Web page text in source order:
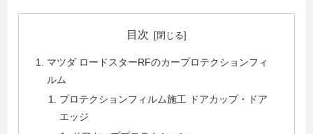
目次
マツダ ロードスターRFのカープロテクションフィ
ルム
プロテクションフィルム施工 ドアカップ・ドア
エッジ